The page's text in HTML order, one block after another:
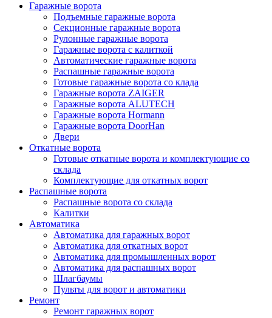
Гаражные ворота
Подъемные гаражные ворота
Секционные гаражные ворота
Рулонные гаражные ворота
Гаражные ворота с калиткой
Автоматические гаражные ворота
Распашные гаражные ворота
Готовые гаражные ворота со клада
Гаражные ворота ZAIGER
Гаражные ворота ALUTECH
Гаражные ворота Hormann
Гаражные ворота DoorHan
Двери
Откатные ворота
Готовые откатные ворота и комплектующие со
склада
Комплектующие для откатных ворот
Распашные ворота
Распашные ворота со склада
Калитки
Автоматика
Автоматика для гаражных ворот
Автоматика для откатных ворот
Автоматика для промышленных ворот
Автоматика для распашных ворот
Шлагбаумы
Пульты для ворот и автоматики
Ремонт
Ремонт гаражных ворот